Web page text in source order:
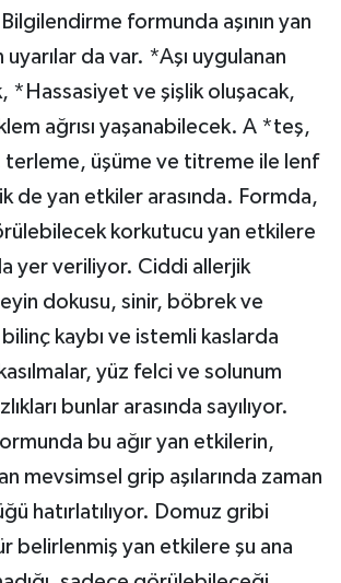
formunda aşının yan
da var. *Aşı uygulanan
*Hassasiyet ve şişlik oluşacak,
ağrısı yaşanabilecek. A *teş,
terleme, üşüme ve titreme ile lenf
de yan etkiler arasında. Formda,
korkutucu yan etkilere
yer veriliyor. Ciddi allerjik
dokusu, sinir, böbrek ve
kaybı ve istemli kaslarda
yüz felci ve solunum
bunlar arasında sayılıyor.
bu ağır yan etkilerin,
mevsimsel grip aşılarında zaman
hatırlatılıyor. Domuz gribi
belirlenmiş yan etkilere şu ana